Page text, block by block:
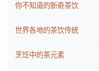
你不知道的新奇茶饮
世界各地的茶饮传统
烹饪中的茶元素